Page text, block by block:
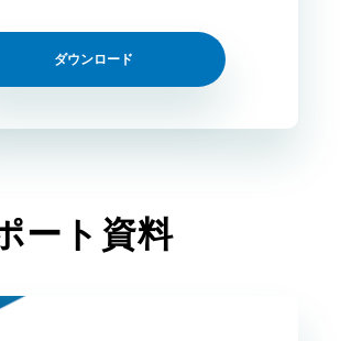
ダウンロード
ート資料